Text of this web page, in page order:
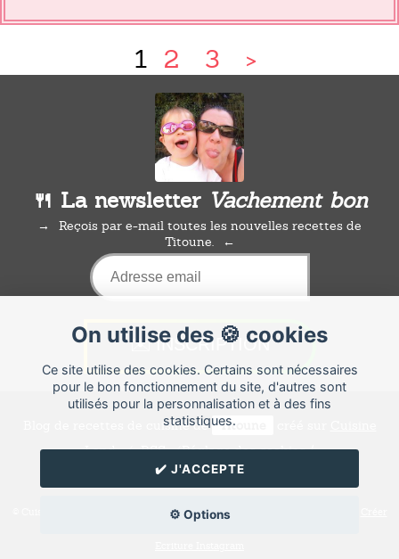
1 2 3 >
On utilise des 🍪 cookies
Ce site utilise des cookies. Certains sont nécessaires
pour le bon fonctionnement du site, d'autres sont
utilisés pour la personnalisation et à des fins
statistiques.
✔️ J'ACCEPTE
⚙️ Options
🍴 La newsletter Vachement bon
Reçois par e-mail toutes les nouvelles recettes de
Titoune.
Blog de recettes de cuisine de Titoune
Land ⁄ RSS ⁄Réglage des cookies/
✉️ Contacter Titoune
© Cuisine.land : La plateforme de blog spécialisée dans les blogs culinaires.
un blog de cuisine